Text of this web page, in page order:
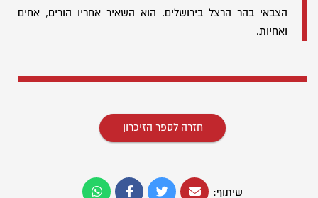
הצבאי בהר הרצל בירושלים. הוא השאיר אחריו הורים, אחים
ואחיות.
חזרה לספר הזיכרון
שיתוף: